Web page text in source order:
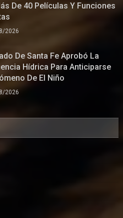
De 40 Películas Y Funciones
2026
De Santa Fe Aprobó La
Hídrica Para Anticiparse
De El Niño
2026